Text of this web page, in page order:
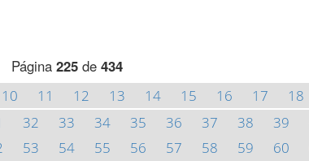
Página 225de 434
10 11 12 13 14 15 16 17 18
32 33 34 35 36 37 38 39
53 54 55 56 57 58 59 60